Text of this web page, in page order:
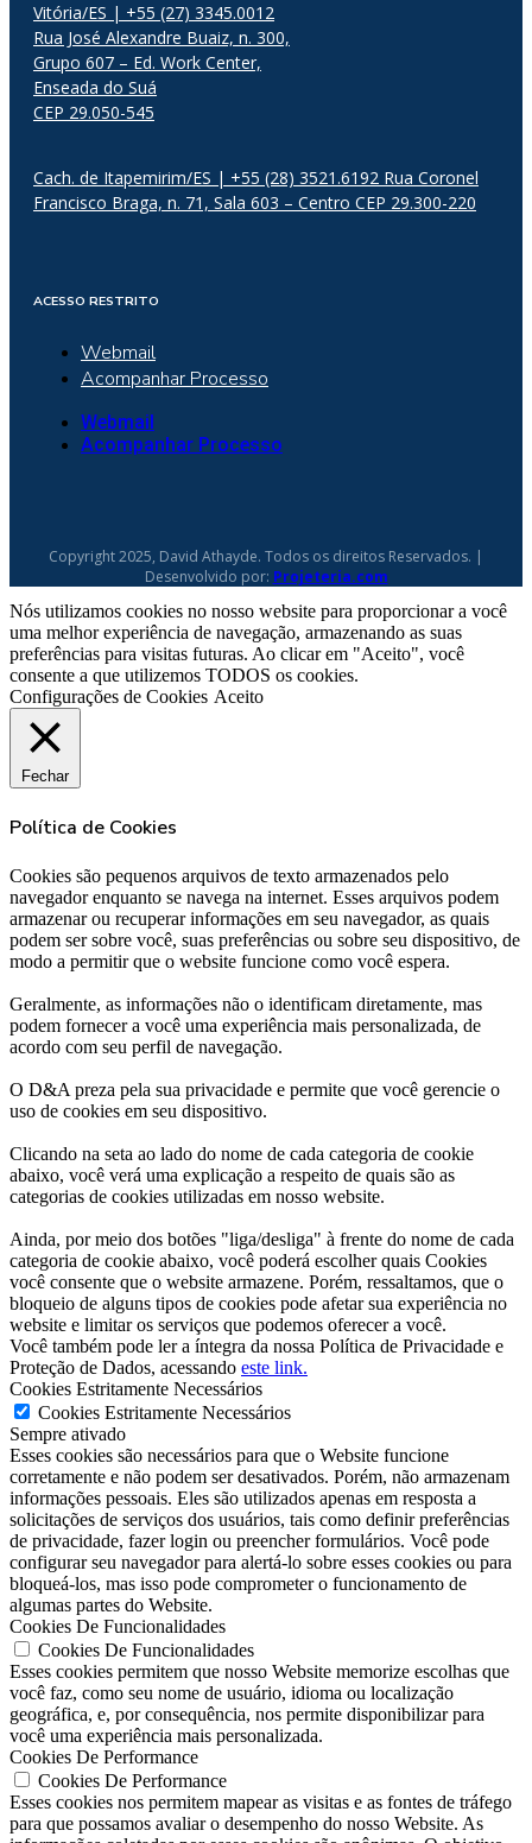
Vitória/ES | +55 (27) 3345.0012
Rua José Alexandre Buaiz, n. 300,
Grupo 607 – Ed. Work Center,
Enseada do Suá
CEP 29.050-545
Cach. de Itapemirim/ES | +55 (28) 3521.6192 Rua Coronel
Francisco Braga, n. 71, Sala 603 – Centro CEP 29.300-220
ACESSO RESTRITO
Webmail
Acompanhar Processo
Webmail
Acompanhar Processo
Copyright 2025, David Athayde. Todos os direitos Reservados. |
Desenvolvido por: Projeteria.com
Nós utilizamos cookies no nosso website para proporcionar a você
uma melhor experiência de navegação, armazenando as suas
preferências para visitas futuras. Ao clicar em "Aceito", você
consente a que utilizemos TODOS os cookies.
Configurações de Cookies Aceito
Fechar
Política de Cookies
Cookies são pequenos arquivos de texto armazenados pelo
navegador enquanto se navega na internet. Esses arquivos podem
armazenar ou recuperar informações em seu navegador, as quais
podem ser sobre você, suas preferências ou sobre seu dispositivo, de
modo a permitir que o website funcione como você espera.
Geralmente, as informações não o identificam diretamente, mas
podem fornecer a você uma experiência mais personalizada, de
acordo com seu perfil de navegação.
O D&A preza pela sua privacidade e permite que você gerencie o
uso de cookies em seu dispositivo.
Clicando na seta ao lado do nome de cada categoria de cookie
abaixo, você verá uma explicação a respeito de quais são as
categorias de cookies utilizadas em nosso website.
Ainda, por meio dos botões "liga/desliga" à frente do nome de cada
categoria de cookie abaixo, você poderá escolher quais Cookies
você consente que o website armazene. Porém, ressaltamos, que o
bloqueio de alguns tipos de cookies pode afetar sua experiência no
website e limitar os serviços que podemos oferecer a você.
Você também pode ler a íntegra da nossa Política de Privacidade e
Proteção de Dados, acessando este link.
Cookies Estritamente Necessários
Cookies Estritamente Necessários
Sempre ativado
Esses cookies são necessários para que o Website funcione
corretamente e não podem ser desativados. Porém, não armazenam
informações pessoais. Eles são utilizados apenas em resposta a
solicitações de serviços dos usuários, tais como definir preferências
de privacidade, fazer login ou preencher formulários. Você pode
configurar seu navegador para alertá-lo sobre esses cookies ou para
bloqueá-los, mas isso pode comprometer o funcionamento de
algumas partes do Website.
Cookies De Funcionalidades
Cookies De Funcionalidades
Esses cookies permitem que nosso Website memorize escolhas que
você faz, como seu nome de usuário, idioma ou localização
geográfica, e, por consequência, nos permite disponibilizar para
você uma experiência mais personalizada.
Cookies De Performance
Cookies De Performance
Esses cookies nos permitem mapear as visitas e as fontes de tráfego
para que possamos avaliar o desempenho do nosso Website. As